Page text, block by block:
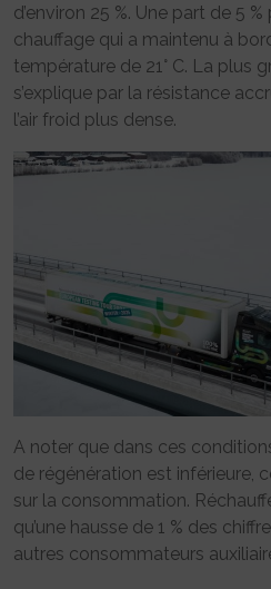
d’environ 25 %. Une part de 5
chauffage qui a maintenu à
température de 21° C. La plus
s’explique par la résistance
l’air froid plus dense.
A noter que dans ces
de régénération est inférieure,
sur la consommation.
qu’une hausse de 1 % des
autres consommateurs